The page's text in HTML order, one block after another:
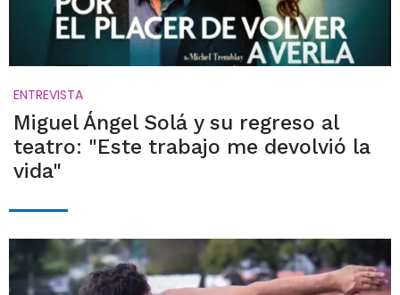
ENTREVISTA
Miguel Ángel Solá y su regreso al
teatro: "Este trabajo me devolvió la
vida"